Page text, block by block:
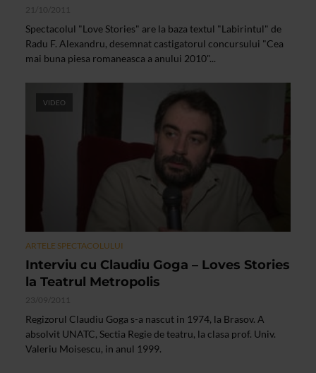
21/10/2011
Spectacolul "Love Stories" are la baza textul "Labirintul" de
Radu F. Alexandru, desemnat castigatorul concursului "Cea
mai buna piesa romaneasca a anului 2010"...
VIDEO
ARTELE SPECTACOLULUI
Interviu cu Claudiu Goga – Loves Stories
la Teatrul Metropolis
23/09/2011
Regizorul Claudiu Goga s-a nascut in 1974, la Brasov. A
absolvit UNATC, Sectia Regie de teatru, la clasa prof. Univ.
Valeriu Moisescu, in anul 1999.